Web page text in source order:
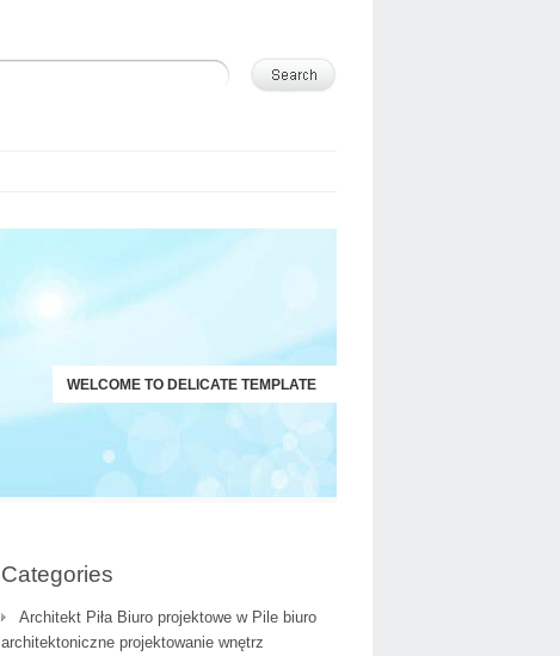
WELCOME TO DELICATE TEMPLATE
JUST ANOTHER WORDPRESS SITE
Categories
Architekt Piła Biuro projektowe w Pile biuro
architektoniczne projektowanie wnętrz